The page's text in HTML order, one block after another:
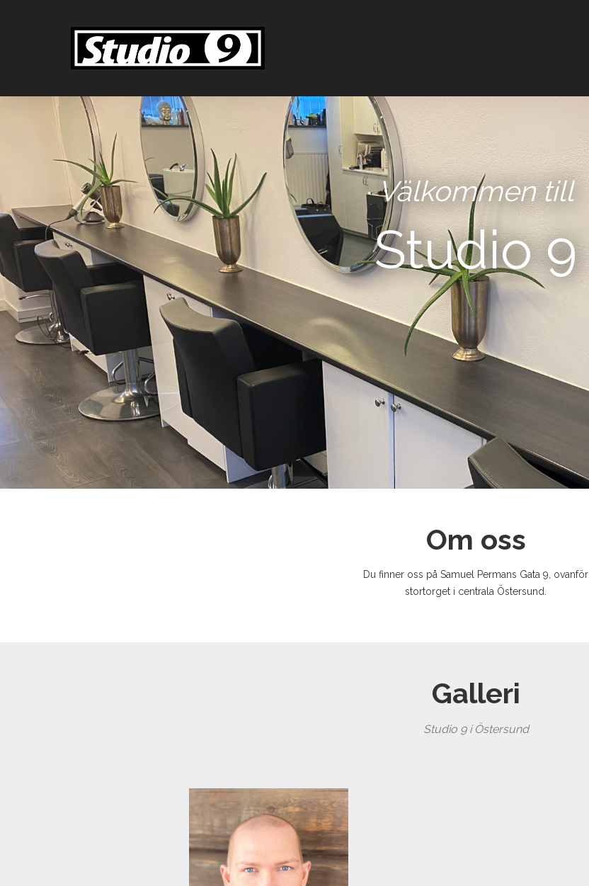
Välkommen till
Studio 9
Om oss
Du finner oss på Samuel Permans Gata 9, ovanför
stortorget i centrala Östersund.
Galleri
Studio 9 i Östersund